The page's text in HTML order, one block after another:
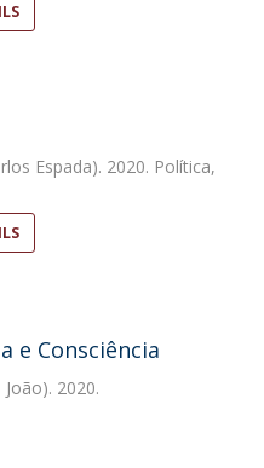
Espada). 2020. Política,
e Consciência
2020.